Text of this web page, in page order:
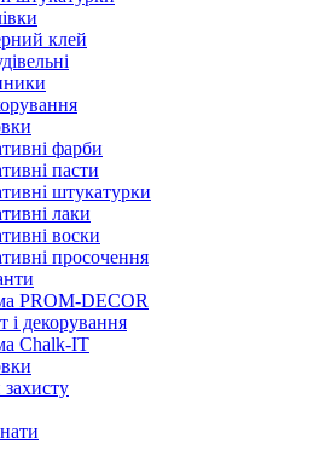
клей
фарби
пасти
штукатурки
лаки
воски
просочення
PROM-DECOR
і декорування
Chalk-IT